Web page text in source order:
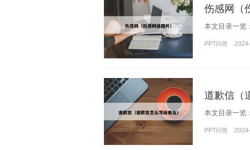
伤感网（
PPT问答
道歉信（
PPT问答